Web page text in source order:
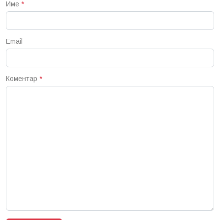
Име *
Email
Коментар *